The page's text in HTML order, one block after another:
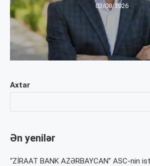
Axtar
Ən yenilər
“ZİRAAT BANK AZƏRBAYCAN” ASC-nin
03/08/2026